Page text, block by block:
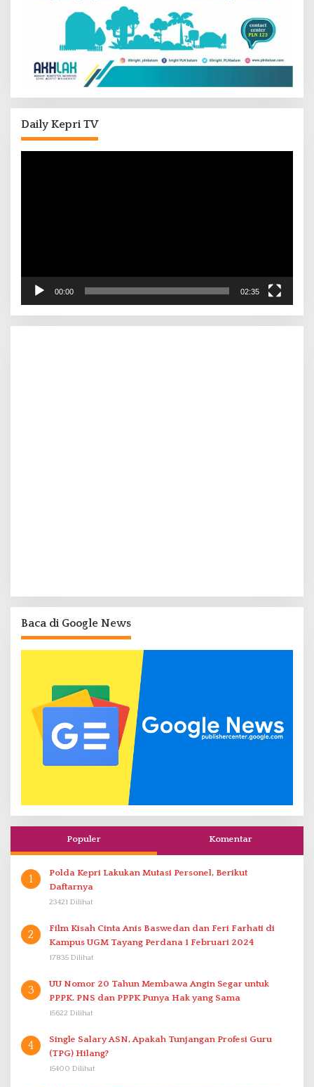
Daily Kepri TV
00:00 02:35
Baca di Google News
Populer Komentar
1
Polda Kepri Lakukan Mutasi Personel, Berikut
Daftarnya
23421 Dilihat
2
Film Kisah Cinta Anis Baswedan dan Feri Farhati di
Kampus UGM Tayang Perdana 1 Februari 2024
17835 Dilihat
3
UU Nomor 20 Tahun Membawa Angin Segar untuk
PPPK. PNS dan PPPK Punya Hak yang Sama
15622 Dilihat
4
Single Salary ASN, Apakah Tunjangan Profesi Guru
(TPG) Hilang?
15400 Dilihat